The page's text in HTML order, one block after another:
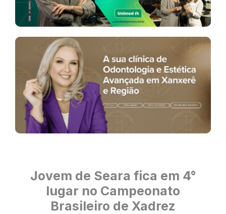
Jovem de Seara fica em 4°
lugar no Campeonato
Brasileiro de Xadrez